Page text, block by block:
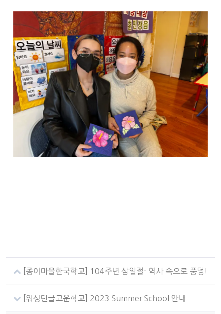
[종이마을한국학교] 104주년 삼일절- 역사 속으로 풍덩!
[워싱턴글고운학교] 2023 Summer School 안내